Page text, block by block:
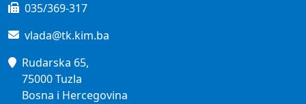
035/369-317
vlada@tk.kim.ba
Rudarska 65,
75000 Tuzla
Bosna i Hercegovina